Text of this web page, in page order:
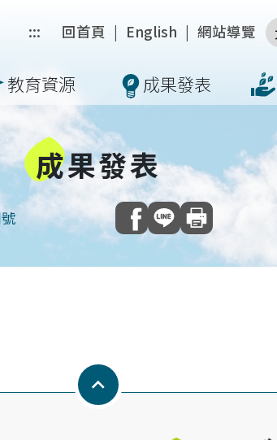
::: 回首頁 | English | 網站導覽
教育資源 成果發表
成果發表
Keyboard_arrow_up